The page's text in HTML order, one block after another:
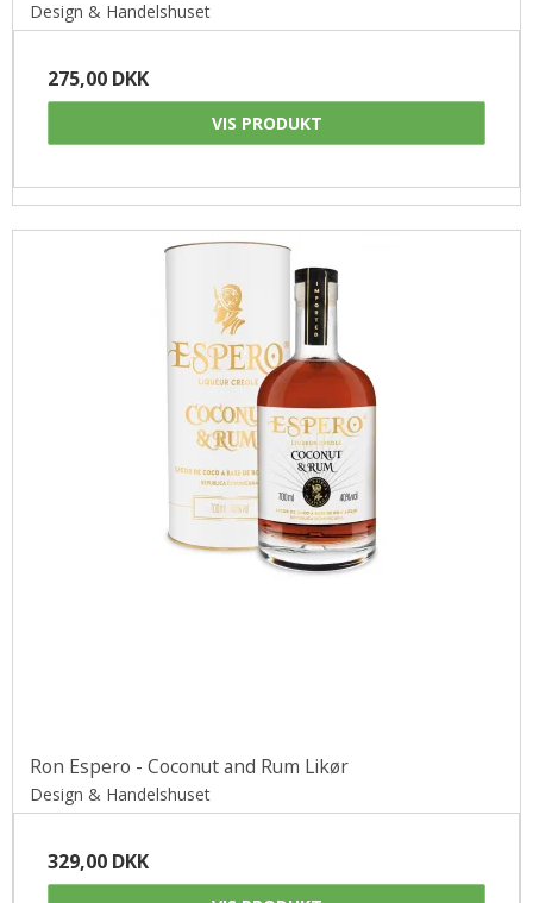
Design & Handelshuset
275,00 DKK
VIS PRODUKT
Ron Espero - Coconut and Rum Likør
Design & Handelshuset
329,00 DKK